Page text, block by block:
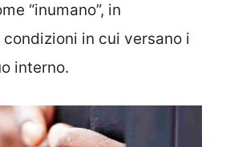
“inumano”, in
in cui versano i
interno.